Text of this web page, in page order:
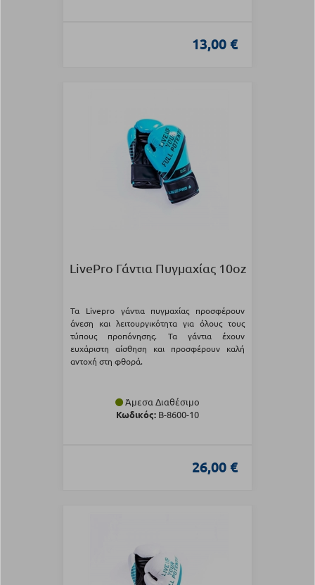
13,00 €
LivePro Γάντια Πυγμαχίας 10oz
Τα Livepro γάντια πυγμαχίας προσφέρουν
άνεση και λειτουργικότητα για όλους τους
τύπους προπόνησης. Τα γάντια έχουν
ευχάριστη αίσθηση και προσφέρουν καλή
αντοχή στη φθορά.
Άμεσα Διαθέσιμο
Κωδικός: Β-8600-10
26,00 €